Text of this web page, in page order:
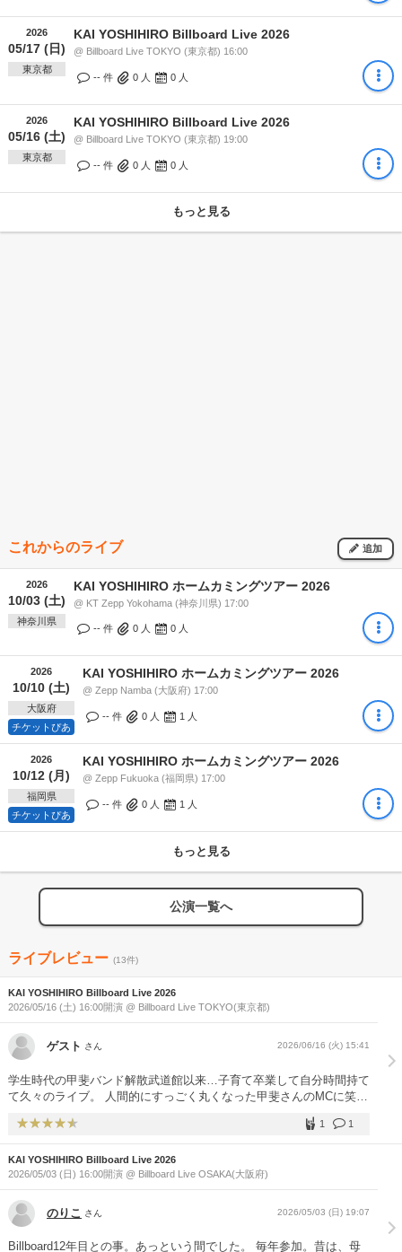
2026
05/17 (日)
東京都
KAI YOSHIHIRO Billboard Live 2026
@ Billboard Live TOKYO (東京都) 16:00
-- 件 0 人 0 人
2026
05/16 (土)
東京都
KAI YOSHIHIRO Billboard Live 2026
@ Billboard Live TOKYO (東京都) 19:00
-- 件 0 人 0 人
もっと見る
これからのライブ 追加
2026
10/03 (土)
神奈川県
KAI YOSHIHIRO ホームカミングツアー 2026
@ KT Zepp Yokohama (神奈川県) 17:00
-- 件 0 人 0 人
2026
10/10 (土)
大阪府
チケットぴあ
KAI YOSHIHIRO ホームカミングツアー 2026
@ Zepp Namba (大阪府) 17:00
-- 件 0 人 1 人
2026
10/12 (月)
福岡県
チケットぴあ
KAI YOSHIHIRO ホームカミングツアー 2026
@ Zepp Fukuoka (福岡県) 17:00
-- 件 0 人 1 人
もっと見る
公演一覧へ
ライブレビュー (13件)
KAI YOSHIHIRO Billboard Live 2026
2026/05/16 (土) 16:00開演 @ Billboard Live TOKYO(東京都)
ゲスト さん 2026/06/16 (火) 15:41
学生時代の甲斐バンド解散武道館以来…子育て卒業して自分時間持て
て久々のライブ。 人間的にすっごく丸くなった甲斐さんのMCに笑っ
ったし、昔の曲も新しいアレンジで織り交ぜながら最高に幸せな時
間。 シンプルなウッドベース、フィドル、ギターの構成がすごく新
鮮でした。 これからは毎年行くぞ、と心に決めました(^^)
1
1
KAI YOSHIHIRO Billboard Live 2026
2026/05/03 (日) 16:00開演 @ Billboard Live OSAKA(大阪府)
のりこ さん 2026/05/03 (日) 19:07
Billboard12年目との事。あっという間でした。 毎年参加。昔は、母